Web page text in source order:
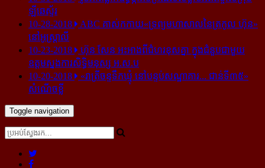
ឡីឆេស្ទ័រ
10-28-2018
ABC គាស់​កកាយ​«ទ្រព្យមហាសាល​នៃ​ត្រកូល ហ៊ុន»​
នៅ​អូស្ត្រាលី
10-23-2018
ហ៊ុន សែន អះអាង​ពី​ជំហរ​ខុស​គ្នា ក្នុង​ជំនួប​ជាមួយ​
ឧត្តម​ស្នងការ​សិទ្ធិ​មនុស្ស អ.ស.ប
10-20-2018
«រាត្រីចន្ទទឹកឃ្មុំ នៅបន្ទប់សណ្ឋាគារ... ជាន់ទី៣៥»
សំណើចខ្លី
Toggle navigation